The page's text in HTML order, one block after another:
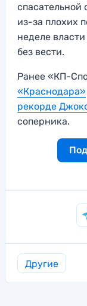
спасательной
из-за плохих
неделе
без вести.
Ранее «КП-
«Краснодара»
рекорде
соперника.
Другие